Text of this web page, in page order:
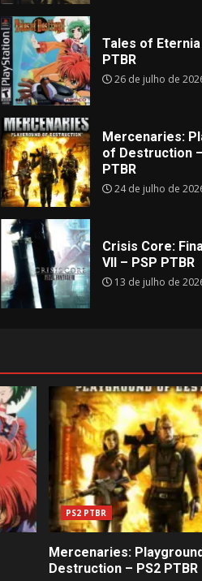
Tales of Eternia
PTBR
26 de julho de
Mercenaries:
of Destruction
PTBR
24 de julho de
Crisis Core:
VII – PSP PTBR
13 de julho de
PS2 PTBR
Mercenaries:
Destruction – PS2 PTBR